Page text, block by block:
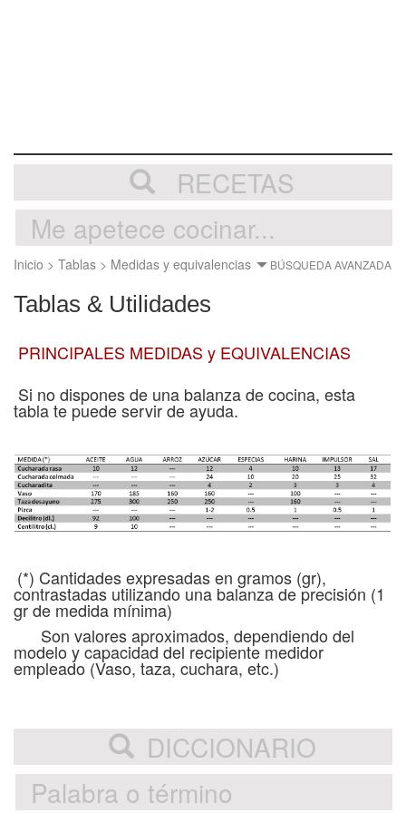
RECETAS
Inicio > Tablas > Medidas y equivalencias BÚSQUEDA AVANZADA
Tablas & Utilidades
PRINCIPALES MEDIDAS y EQUIVALENCIAS
Si no dispones de una balanza de cocina, esta
tabla te puede servir de ayuda.
(*) Cantidades expresadas en gramos (gr),
contrastadas utilizando una balanza de precisión (1
gr de medida mínima)
Son valores aproximados, dependiendo del
modelo y capacidad del recipiente medidor
empleado (Vaso, taza, cuchara, etc.)
DICCIONARIO